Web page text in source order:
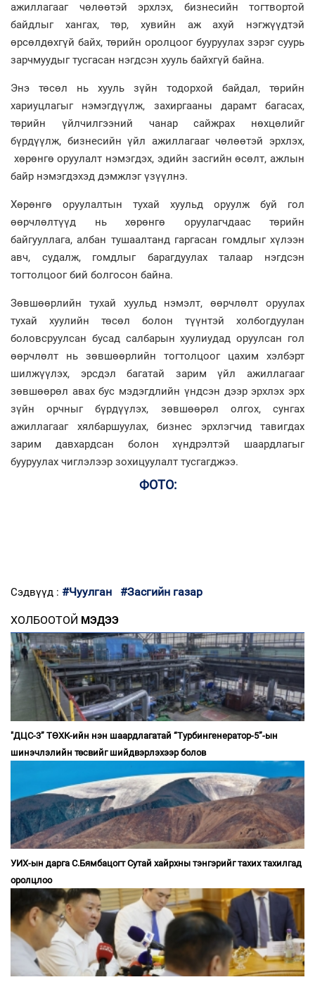
ажиллагааг чөлөөтэй эрхлэх, бизнесийн тогтвортой
байдлыг хангах, төр, хувийн аж ахуй нэгжүүдтэй
өрсөлдөхгүй байх, төрийн оролцоог бууруулах зэрэг суурь
зарчмуудыг тусгасан нэгдсэн хууль байхгүй байна.
Энэ төсөл нь хууль зүйн тодорхой байдал, төрийн
хариуцлагыг нэмэгдүүлж, захиргааны дарамт багасах,
төрийн үйлчилгээний чанар сайжрах нөхцөлийг
бүрдүүлж, бизнесийн үйл ажиллагааг чөлөөтэй эрхлэх,
хөрөнгө оруулалт нэмэгдэх, эдийн засгийн өсөлт, ажлын
байр нэмэгдэхэд дэмжлэг үзүүлнэ.
Хөрөнгө оруулалтын тухай хуульд оруулж буй гол
өөрчлөлтүүд нь хөрөнгө оруулагчдаас төрийн
байгууллага, албан тушаалтанд гаргасан гомдлыг хүлээн
авч, судалж, гомдлыг барагдуулах талаар нэгдсэн
тогтолцоог бий болгосон байна.
Зөвшөөрлийн тухай хуульд нэмэлт, өөрчлөлт оруулах
тухай хуулийн төсөл болон түүнтэй холбогдуулан
боловсруулсан бусад салбарын хуулиудад оруулсан гол
өөрчлөлт нь зөвшөөрлийн тогтолцоог цахим хэлбэрт
шилжүүлэх, эрсдэл багатай зарим үйл ажиллагааг
зөвшөөрөл авах бус мэдэгдлийн үндсэн дээр эрхлэх эрх
зүйн орчныг бүрдүүлэх, зөвшөөрөл олгох, сунгах
ажиллагааг хялбаршуулах, бизнес эрхлэгчид тавигдах
зарим давхардсан болон хүндрэлтэй шаардлагыг
бууруулах чиглэлээр зохицуулалт тусгагджээ.
ФОТО:
Сэдвүүд : #Чуулган #Засгийн газар
ХОЛБООТОЙ МЭДЭЭ
"ДЦС-3” ТӨХК-ийн нэн шаардлагатай “Турбингенератор-5”-ын
шинэчлэлийн төсвийг шийдвэрлэхээр болов
УИХ-ын дарга С.Бямбацогт Сутай хайрхны тэнгэрийг тахих тахилгад
оролцлоо